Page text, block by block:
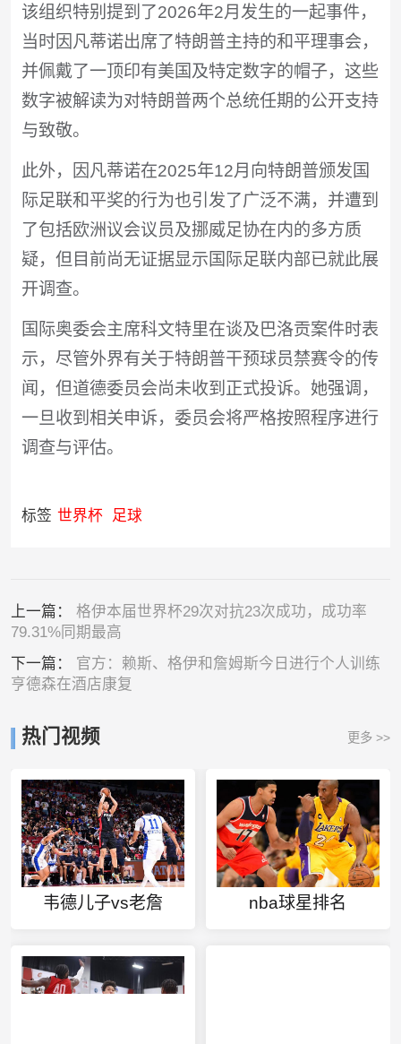
该组织特别提到了2026年2月发生的一起事件，
当时因凡蒂诺出席了特朗普主持的和平理事会，
并佩戴了一顶印有美国及特定数字的帽子，这些
数字被解读为对特朗普两个总统任期的公开支持
与致敬。
此外，因凡蒂诺在2025年12月向特朗普颁发国
际足联和平奖的行为也引发了广泛不满，并遭到
了包括欧洲议会议员及挪威足协在内的多方质
疑，但目前尚无证据显示国际足联内部已就此展
开调查。
国际奥委会主席科文特里在谈及巴洛贡案件时表
示，尽管外界有关于特朗普干预球员禁赛令的传
闻，但道德委员会尚未收到正式投诉。她强调，
一旦收到相关申诉，委员会将严格按照程序进行
调查与评估。
标签 世界杯 足球
上一篇： 格伊本届世界杯29次对抗23次成功，成功率
79.31%同期最高
下一篇： 官方：赖斯、格伊和詹姆斯今日进行个人训练
亨德森在酒店康复
热门视频 更多 >>
韦德儿子vs老詹 nba球星排名